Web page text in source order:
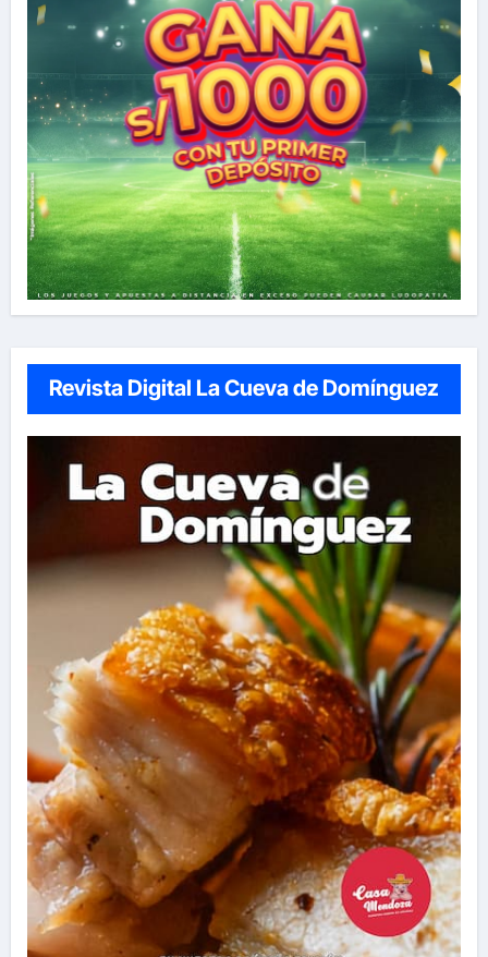
Revista Digital La Cueva de Domínguez